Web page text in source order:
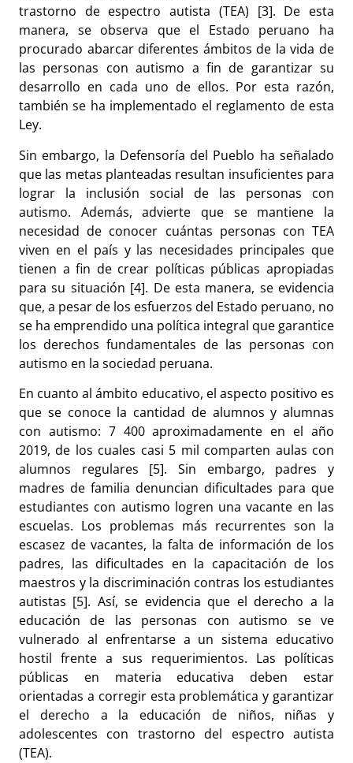
trastorno de espectro autista (TEA) [3]. De esta
manera, se observa que el Estado peruano ha
procurado abarcar diferentes ámbitos de la vida de
las personas con autismo a fin de garantizar su
desarrollo en cada uno de ellos. Por esta razón,
también se ha implementado el reglamento de esta
Ley.
Sin embargo, la Defensoría del Pueblo ha señalado
que las metas planteadas resultan insuficientes para
lograr la inclusión social de las personas con
autismo. Además, advierte que se mantiene la
necesidad de conocer cuántas personas con TEA
viven en el país y las necesidades principales que
tienen a fin de crear políticas públicas apropiadas
para su situación [4]. De esta manera, se evidencia
que, a pesar de los esfuerzos del Estado peruano, no
se ha emprendido una política integral que garantice
los derechos fundamentales de las personas con
autismo en la sociedad peruana.
En cuanto al ámbito educativo, el aspecto positivo es
que se conoce la cantidad de alumnos y alumnas
con autismo: 7 400 aproximadamente en el año
2019, de los cuales casi 5 mil comparten aulas con
alumnos regulares [5]. Sin embargo, padres y
madres de familia denuncian dificultades para que
estudiantes con autismo logren una vacante en las
escuelas. Los problemas más recurrentes son la
escasez de vacantes, la falta de información de los
padres, las dificultades en la capacitación de los
maestros y la discriminación contras los estudiantes
autistas [5]. Así, se evidencia que el derecho a la
educación de las personas con autismo se ve
vulnerado al enfrentarse a un sistema educativo
hostil frente a sus requerimientos. Las políticas
públicas en materia educativa deben estar
orientadas a corregir esta problemática y garantizar
el derecho a la educación de niños, niñas y
adolescentes con trastorno del espectro autista
(TEA).